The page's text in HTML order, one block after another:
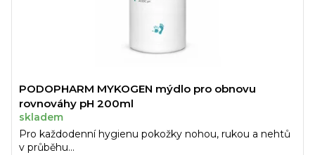
PODOPHARM MYKOGEN mýdlo pro obnovu
rovnováhy pH 200ml
skladem
Pro každodenní hygienu pokožky nohou, rukou a nehtů
v průběhu...